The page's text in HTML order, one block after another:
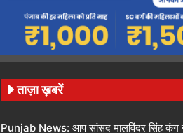
ताज़ा ख़बरें
Punjab News: आप सांसद मालविंदर सिंह कंग